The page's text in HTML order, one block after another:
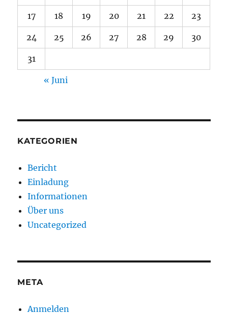
17 18 19 20 21 22 23
24 25 26 27 28 29 30
31
« Juni
KATEGORIEN
Bericht
Einladung
Informationen
Über uns
Uncategorized
META
Anmelden